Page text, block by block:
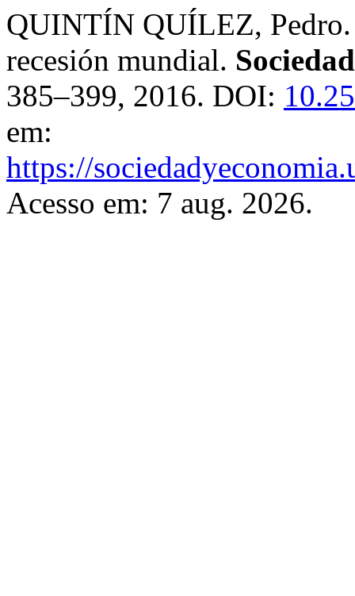
QUINTÍN QUÍLEZ, Pedro.
recesión mundial.
385–399, 2016. DOI:
em:
https://
Acesso em: 7 aug. 2026.